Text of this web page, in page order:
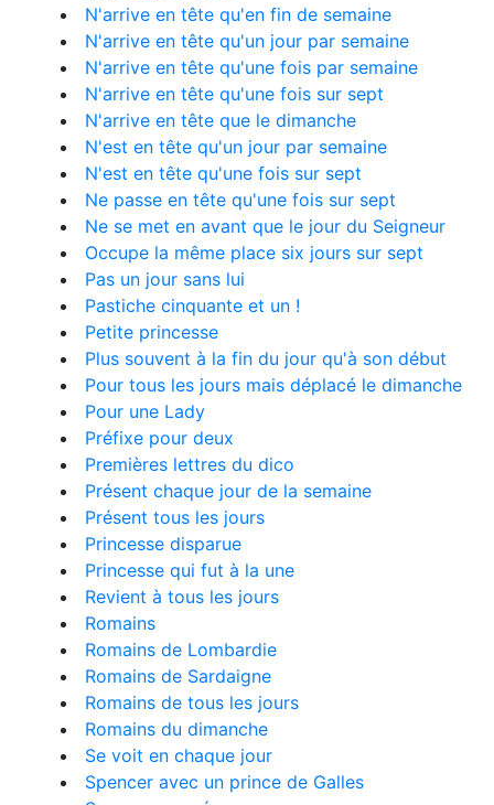
N'arrive en tête qu'en fin de semaine
N'arrive en tête qu'un jour par semaine
N'arrive en tête qu'une fois par semaine
N'arrive en tête qu'une fois sur sept
N'arrive en tête que le dimanche
N'est en tête qu'un jour par semaine
N'est en tête qu'une fois sur sept
Ne passe en tête qu'une fois sur sept
Ne se met en avant que le jour du Seigneur
Occupe la même place six jours sur sept
Pas un jour sans lui
Pastiche cinquante et un !
Petite princesse
Plus souvent à la fin du jour qu'à son début
Pour tous les jours mais déplacé le dimanche
Pour une Lady
Préfixe pour deux
Premières lettres du dico
Présent chaque jour de la semaine
Présent tous les jours
Princesse disparue
Princesse qui fut à la une
Revient à tous les jours
Romains
Romains de Lombardie
Romains de Sardaigne
Romains de tous les jours
Romains du dimanche
Se voit en chaque jour
Spencer avec un prince de Galles